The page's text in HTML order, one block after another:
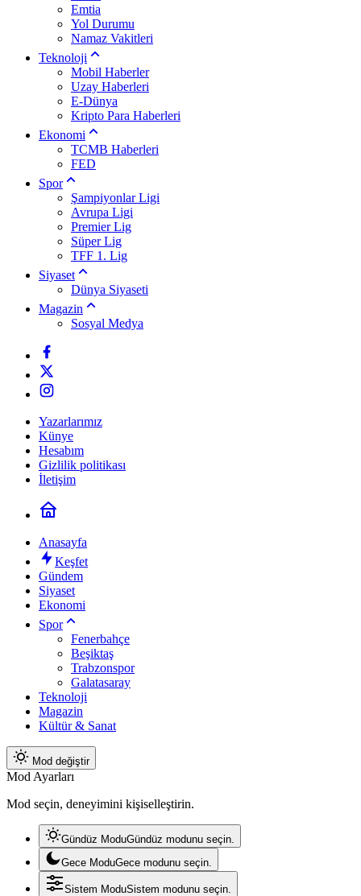
Emtia
Yol Durumu
Namaz Vakitleri
Teknoloji
Mobil Haberler
Uzay Haberleri
E-Dünya
Kripto Para Haberleri
Ekonomi
TCMB Haberleri
FED
Spor
Şampiyonlar Ligi
Avrupa Ligi
Premier Lig
Süper Lig
TFF 1. Lig
Siyaset
Dünya Siyaseti
Magazin
Sosyal Medya
Yazarlarımız
Künye
Hesabım
Gizlilik politikası
İletişim
Anasayfa
Keşfet
Gündem
Siyaset
Ekonomi
Spor
Fenerbahçe
Beşiktaş
Trabzonspor
Galatasaray
Teknoloji
Magazin
Kültür & Sanat
Mod değiştir
Mod Ayarları
Mod seçin, deneyimini kişiselleştirin.
Gündüz ModuGündüz modunu seçin.
Gece ModuGece modunu seçin.
Sistem ModuSistem modunu seçin.